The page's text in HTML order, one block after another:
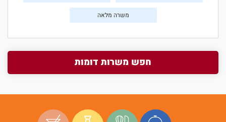
משרה מלאה
חפש משרות דומות